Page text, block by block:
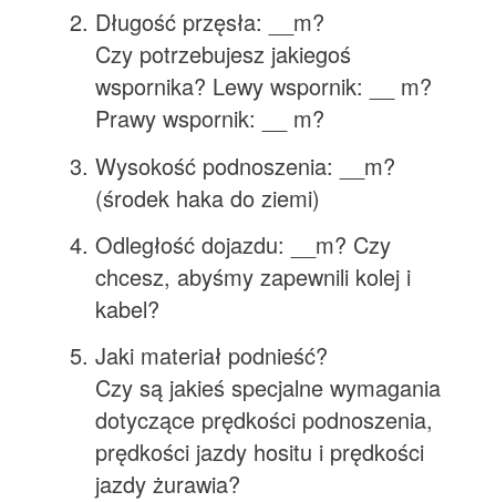
Długość przęsła: __m?
Czy potrzebujesz jakiegoś
wspornika? Lewy wspornik: __ m?
Prawy wspornik: __ m?
Wysokość podnoszenia: __m?
(środek haka do ziemi)
Odległość dojazdu: __m? Czy
chcesz, abyśmy zapewnili kolej i
kabel?
Jaki materiał podnieść?
Czy są jakieś specjalne wymagania
dotyczące prędkości podnoszenia,
prędkości jazdy hositu i prędkości
jazdy żurawia?